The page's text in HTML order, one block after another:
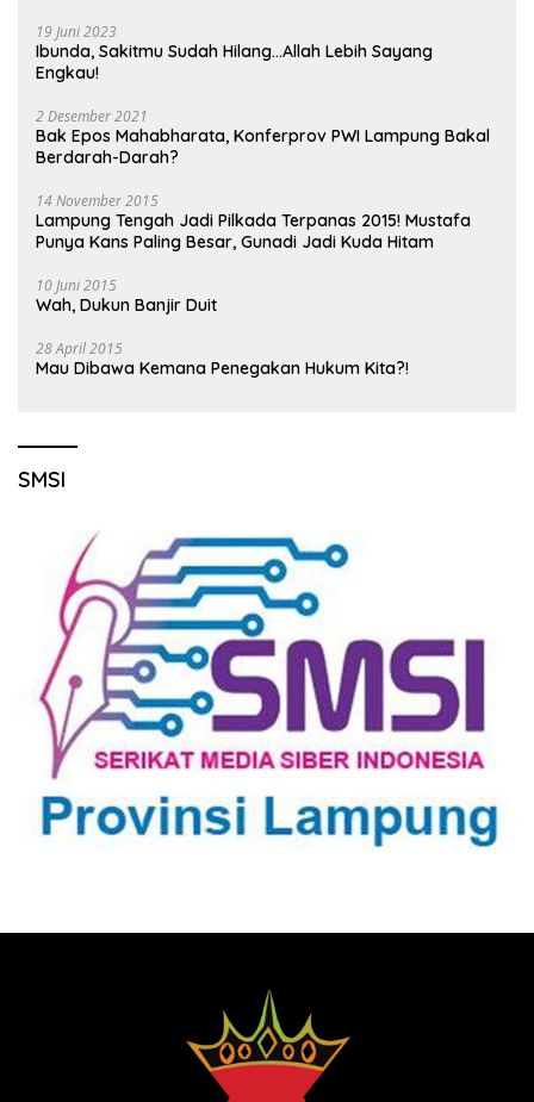
19 Juni 2023
Ibunda, Sakitmu Sudah Hilang…Allah Lebih Sayang
Engkau!
2 Desember 2021
Bak Epos Mahabharata, Konferprov PWI Lampung Bakal
Berdarah-Darah?
14 November 2015
Lampung Tengah Jadi Pilkada Terpanas 2015! Mustafa
Punya Kans Paling Besar, Gunadi Jadi Kuda Hitam
10 Juni 2015
Wah, Dukun Banjir Duit
28 April 2015
Mau Dibawa Kemana Penegakan Hukum Kita?!
SMSI